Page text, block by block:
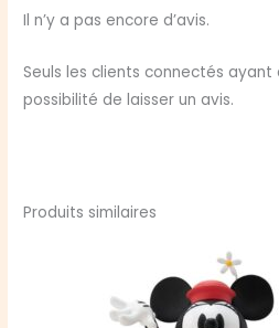
Koro
Il n’y a pas encore d’avis.
Seuls les clients connectés
possibilité de laisser un avis.
Produits similaires